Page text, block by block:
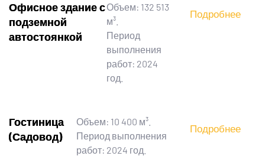
Офисное здание с
подземной
автостоянкой
Объем: 132 513
м³.
Период
выполнения
работ: 2024
год.
Подробнее
Гостиница
(Садовод)
Объем: 10 400 м³.
Период выполнения
работ: 2024 год.
Подробнее